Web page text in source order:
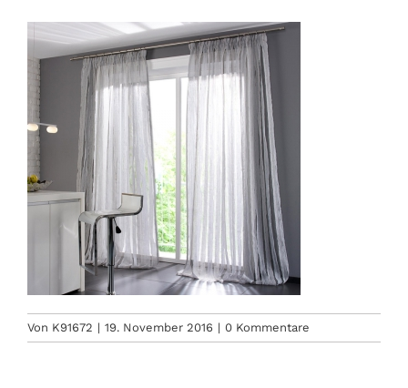
KONTAKT
Von K91672 | 19. November 2016 | 0 Kommentare